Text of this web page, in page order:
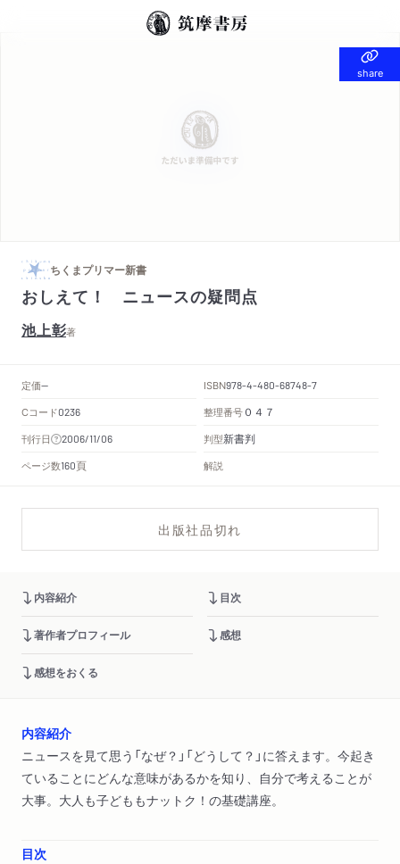
share
share
ちくまプリマー新書
おしえて！ ニュースの疑問点
池上彰著
定価-- ISBN978-4-480-68748-7
Cコード0236 整理番号 ０４７
刊行日 2006/11/06 判型新書判
ページ数160頁 解説
出版社品切れ
内容紹介 目次
著作者プロフィール 感想
感想をおくる
内容紹介
ニュースを見て思う「なぜ？」「どうして？」に答えます。今起き
ていることにどんな意味があるかを知り、自分で考えることが
大事。大人も子どももナットク！の基礎講座。
目次